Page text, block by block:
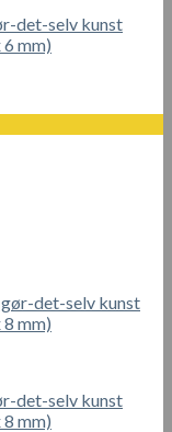
det-selv kunst
mm)
det-selv kunst
mm)